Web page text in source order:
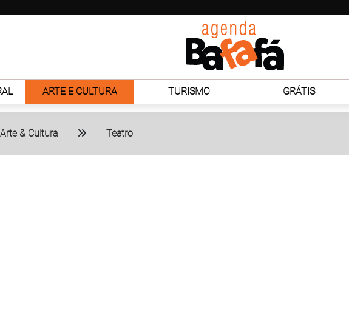
ARTE E CULTURA TURISMO GRÁTIS
Arte & Cultura Teatro